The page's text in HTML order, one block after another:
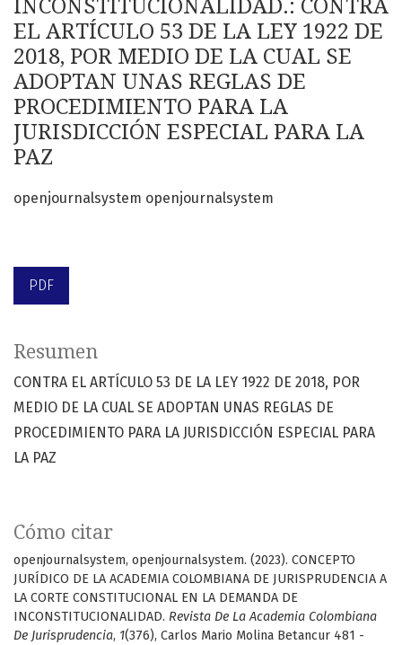
INCONSTITUCIONALIDAD.: CONTRA
EL ARTÍCULO 53 DE LA LEY 1922 DE
2018, POR MEDIO DE LA CUAL SE
ADOPTAN UNAS REGLAS DE
PROCEDIMIENTO PARA LA
JURISDICCIÓN ESPECIAL PARA LA
PAZ
openjournalsystem openjournalsystem
PDF
Cómo citar
openjournalsystem, openjournalsystem. (2023). CONCEPTO
JURÍDICO DE LA ACADEMIA COLOMBIANA DE JURISPRUDENCIA A
LA CORTE CONSTITUCIONAL EN LA DEMANDA DE
INCONSTITUCIONALIDAD. Revista De La Academia Colombiana
De Jurisprudencia, 1(376), Carlos Mario Molina Betancur 481 -
Resumen
CONTRA EL ARTÍCULO 53 DE LA LEY 1922 DE 2018, POR
MEDIO DE LA CUAL SE ADOPTAN UNAS REGLAS DE
PROCEDIMIENTO PARA LA JURISDICCIÓN ESPECIAL PARA
LA PAZ